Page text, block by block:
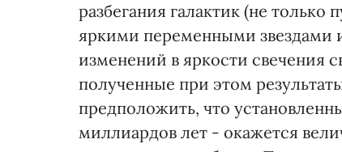
разбегания галактик (не
яркими переменными звездами
изменений в яркости свечения
полученные при этом
предположить, что
миллиардов лет - окажется